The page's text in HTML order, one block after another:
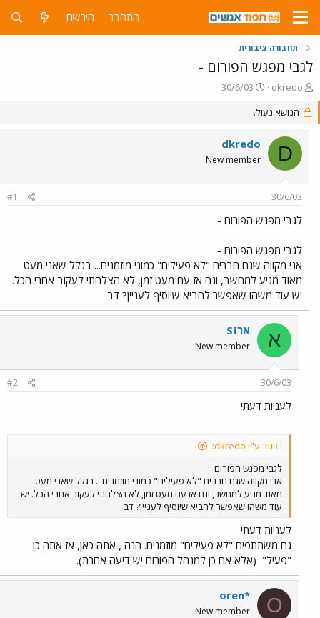
התחבר הירשם
תחבורה ציבורית
לגבי מפגש הפורום -
פ
ו
ת
ח
נ
dkredo
פ
ו
ס
ם
ב
ת
ך
30/6/03
הנושא נעול.
D
dkredo
New member
30/6/03
#1
לגבי מפגש הפורום -
לגבי מפגש הפורום -
אני מקווה שגם חברים "לא פעילים" כמוני מוזמנים... בגלל שאני מעט
מאוד מגיע למחשב, וגם אז עם מעט זמן, לא הצלחתי לעקוב אחרי הכל.
יש עוד משהו שאפשר להביא שיוסיף לעניין? דב
א ארזS
New member
30/6/03
#2
לעניות דעתי
נכתב ע"י dkredo:
לגבי מפגש הפורום -
אני מקווה שגם חברים "לא פעילים" כמוני מוזמנים... בגלל שאני מעט
מאוד מגיע למחשב, וגם אז עם מעט זמן, לא הצלחתי לעקוב אחרי הכל. יש
עוד משהו שאפשר להביא שיוסיף לעניין? דב
לעניות דעתי
גם משתתפים "לא פעילים" מוזמנים. הנה , אתה כאן, אז אתה כן
"פעיל" (אלא אם כן למנהל הפורום יש דיעה אחרת).
O
oren*
New member